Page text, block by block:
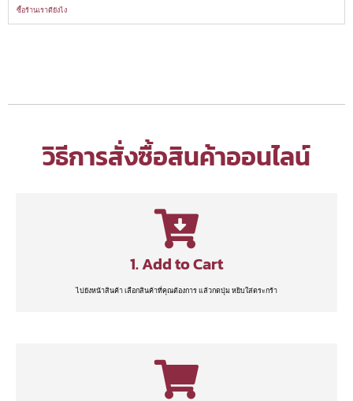
ซื้อร้านเราดียังไง
วิธีการสั่งซื้อสินค้าออนไลน์
1. Add to Cart
ไปยังหน้าสินค้า เลือกสินค้าที่คุณต้องการ แล้วกดปุ่ม หยิบใส่ตระกร้า